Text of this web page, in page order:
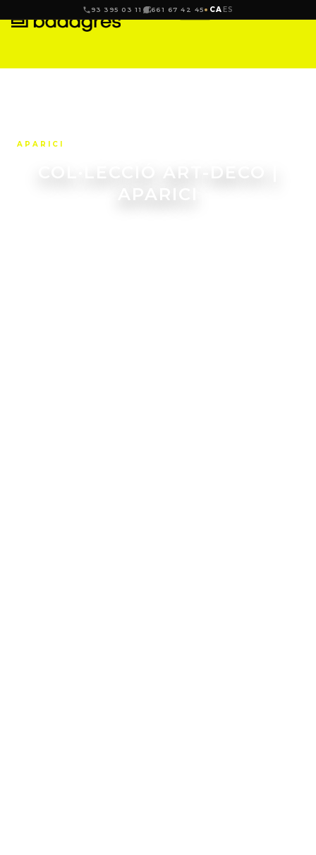
93 395 03 11 661 67 42 45 CA ES
APARICI
APARICI